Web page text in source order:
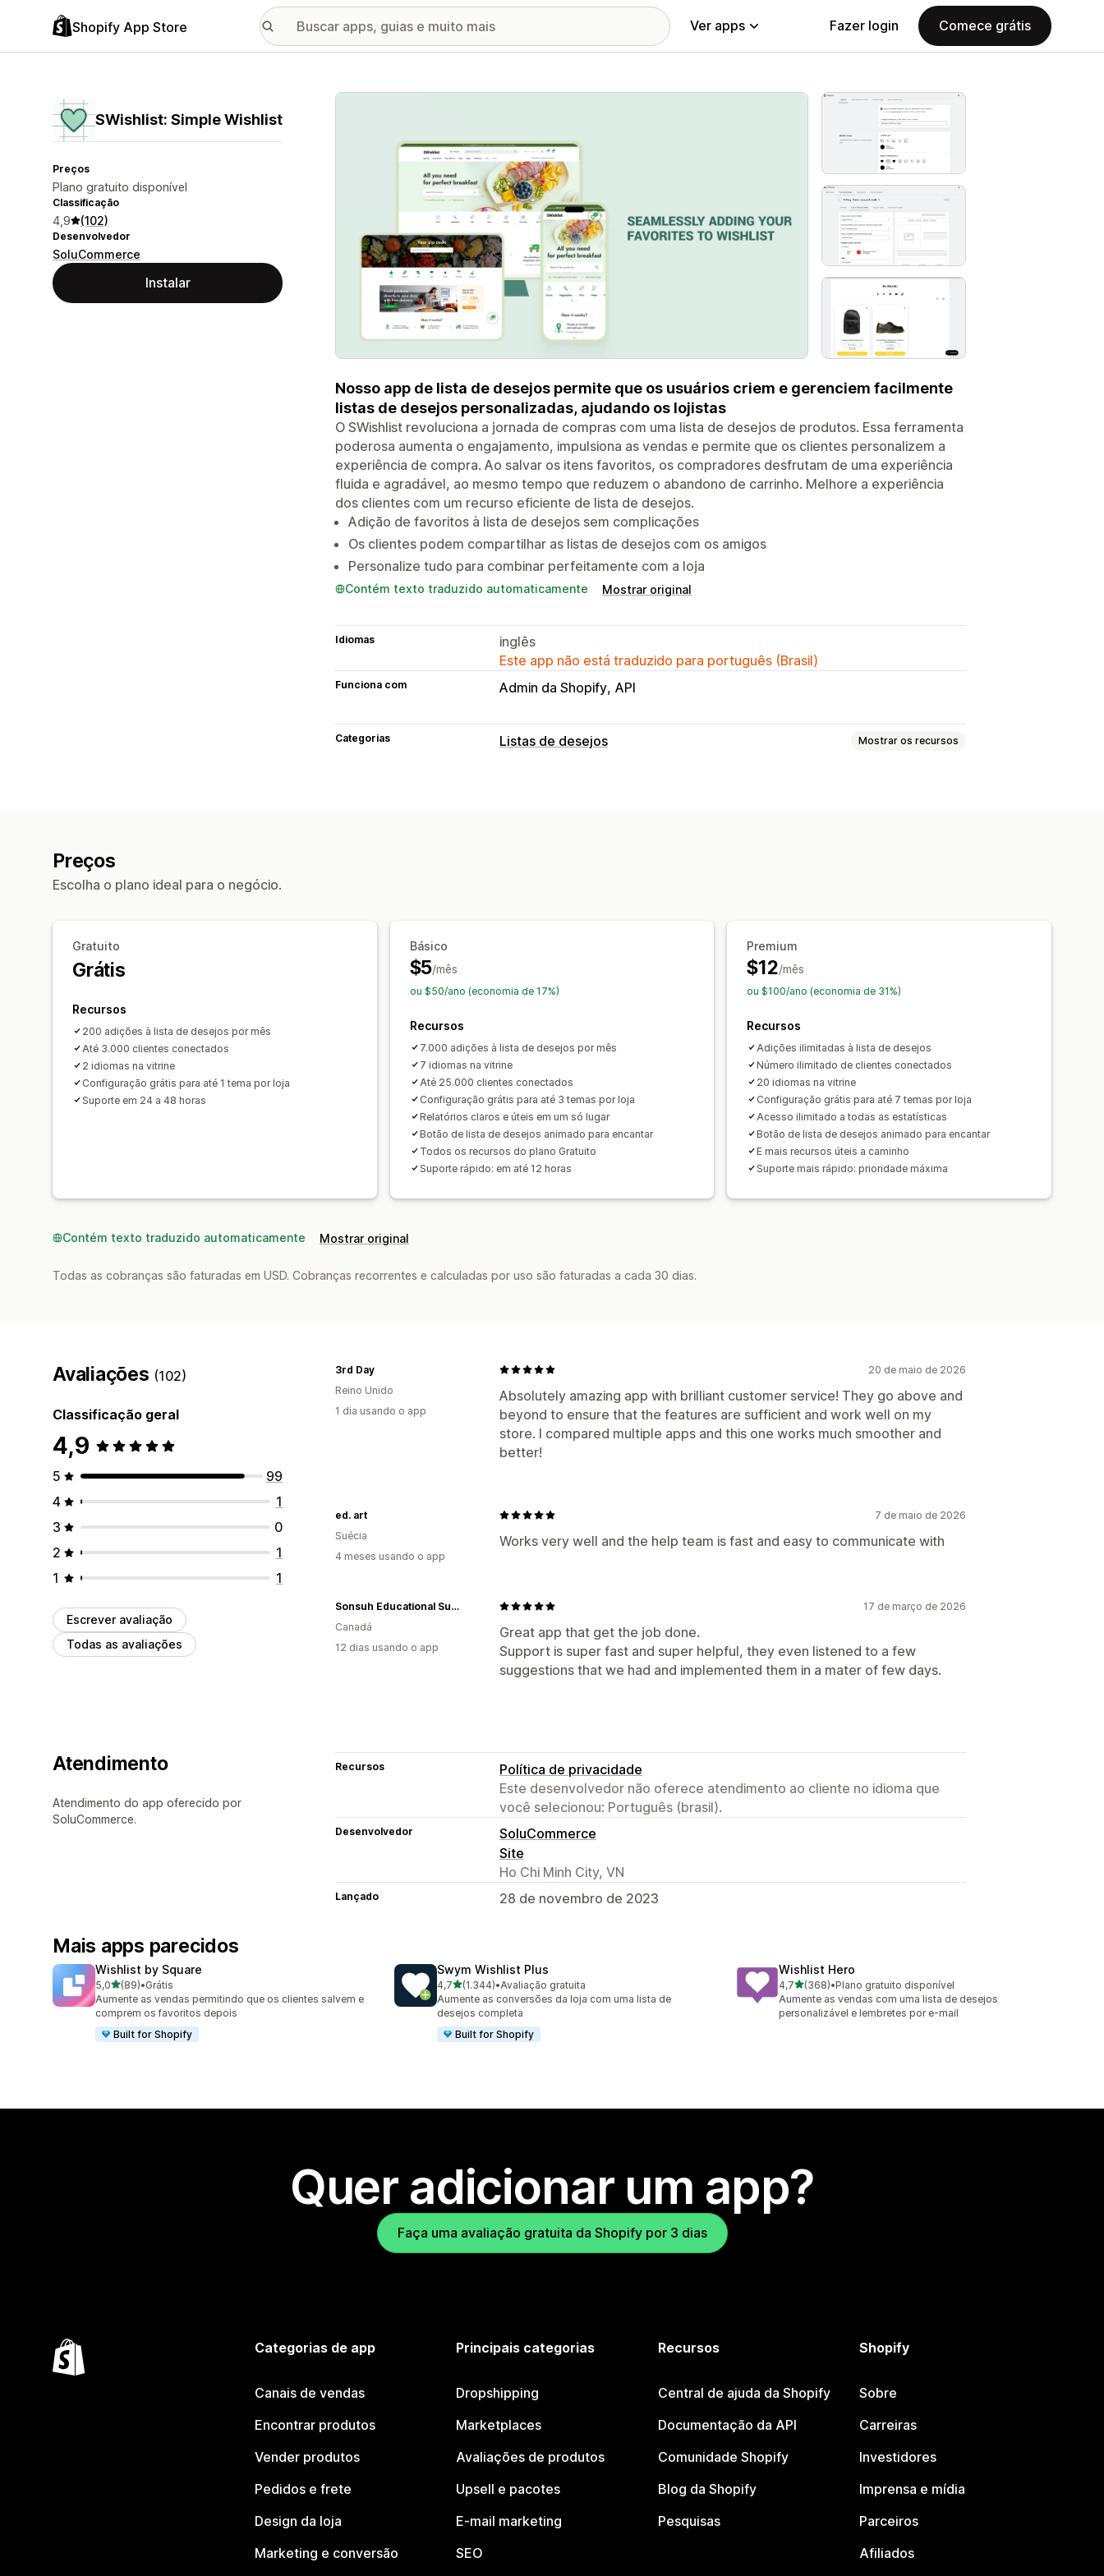
Shopify App Store Ver apps Fazer login Comece grátis
SWishlist: Simple Wishlist
Preços
Plano gratuito disponível
Classificação
4,9 (102)
Desenvolvedor
SoluCommerce
Instalar
Galeria de imagens em destaque
Nosso app de lista de desejos permite que os usuários criem e gerenciem facilmente
listas de desejos personalizadas, ajudando os lojistas
O SWishlist revoluciona a jornada de compras com uma lista de desejos de produtos. Essa ferramenta
poderosa aumenta o engajamento, impulsiona as vendas e permite que os clientes personalizem a
experiência de compra. Ao salvar os itens favoritos, os compradores desfrutam de uma experiência
fluida e agradável, ao mesmo tempo que reduzem o abandono de carrinho. Melhore a experiência
dos clientes com um recurso eficiente de lista de desejos.
Adição de favoritos à lista de desejos sem complicações
Os clientes podem compartilhar as listas de desejos com os amigos
Personalize tudo para combinar perfeitamente com a loja
Contém texto traduzido automaticamente Mostrar original
Idiomas
inglês
Este app não está traduzido para português (Brasil)
Funciona com Admin da Shopify API
Categorias Listas de desejos Mostrar os recursos
Ícones personalizados
Preços
Escolha o plano ideal para o negócio.
Gratuito
Grátis
Recursos
200 adições à lista de desejos por mês
Até 3.000 clientes conectados
2 idiomas na vitrine
Configuração grátis para até 1 tema por loja
Suporte em 24 a 48 horas
Básico
$5/mês
ou $50/ano (economia de 17%)
Recursos
7.000 adições à lista de desejos por mês
7 idiomas na vitrine
Até 25.000 clientes conectados
Configuração grátis para até 3 temas por loja
Relatórios claros e úteis em um só lugar
Botão de lista de desejos animado para encantar
Todos os recursos do plano Gratuito
Suporte rápido: em até 12 horas
Premium
$12/mês
ou $100/ano (economia de 31%)
Recursos
Adições ilimitadas à lista de desejos
Número ilimitado de clientes conectados
20 idiomas na vitrine
Configuração grátis para até 7 temas por loja
Acesso ilimitado a todas as estatísticas
Botão de lista de desejos animado para encantar
E mais recursos úteis a caminho
Suporte mais rápido: prioridade máxima
Contém texto traduzido automaticamente Mostrar original
Todas as cobranças são faturadas em USD. Cobranças recorrentes e calculadas por uso são faturadas a cada 30 dias.
Avaliações (102)
Classificação geral
4,9
5
99
4
1
3
0
2
1
1
1
Escrever avaliação
Todas as avaliações
20 de maio de 2026
Absolutely amazing app with brilliant customer service! They go above and
beyond to ensure that the features are sufficient and work well on my
store. I compared multiple apps and this one works much smoother and
better!
3rd Day
Reino Unido
1 dia usando o app
7 de maio de 2026
Works very well and the help team is fast and easy to communicate with
ed. art
Suécia
4 meses usando o app
17 de março de 2026
Great app that get the job done.
Support is super fast and super helpful, they even listened to a few
suggestions that we had and implemented them in a mater of few days.
Sonsuh Educational Supplies Inc.
Canadá
12 dias usando o app
Atendimento
Atendimento do app oferecido por
SoluCommerce.
Recursos
Política de privacidade
Este desenvolvedor não oferece atendimento ao cliente no idioma que
você selecionou: Português (brasil).
Desenvolvedor
SoluCommerce
Site
Ho Chi Minh City, VN
Lançado 28 de novembro de 2023
Mais apps parecidos
Wishlist by Square
5,0de 5 estrelas
(89)
89 avaliações ao todo
•Grátis
Aumente as vendas permitindo que os clientes salvem e
comprem os favoritos depois
Built for Shopify
Swym Wishlist Plus
4,7de 5 estrelas
(1.344)
1344 avaliações ao todo
•Avaliação gratuita
Aumente as conversões da loja com uma lista de
desejos completa
Built for Shopify
Wishlist Hero
4,7de 5 estrelas
(368)
368 avaliações ao todo
•Plano gratuito disponível
Aumente as vendas com uma lista de desejos
personalizável e lembretes por e-mail
Quer adicionar um app?
Faça uma avaliação gratuita da Shopify por 3 dias
Categorias de app
Canais de vendas
Encontrar produtos
Vender produtos
Pedidos e frete
Design da loja
Marketing e conversão
Principais categorias
Dropshipping
Marketplaces
Avaliações de produtos
Upsell e pacotes
E-mail marketing
SEO
Recursos
Central de ajuda da Shopify
Documentação da API
Comunidade Shopify
Blog da Shopify
Pesquisas
Shopify
Sobre
Carreiras
Investidores
Imprensa e mídia
Parceiros
Afiliados